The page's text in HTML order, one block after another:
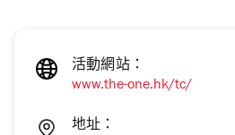
活動網站：
www.the-one.hk/tc/
地址：